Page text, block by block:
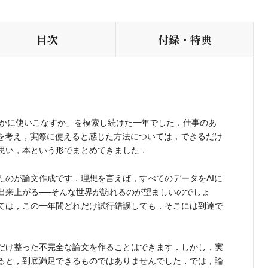
目次 付録・特典
使いこなすか」を模索し続けた一年でした．仕事のあ
え，実際に使えると感じた方法については，できるだけ
，本という形でまとめてきました．
が論文作成です．理想を言えば，すべてのデータをAIに
来上がる──そんな世界が訪れるのが望ましいのでしょ
は，この一年間どれだけ試行錯誤しても，そこには到達で
整った不完全な論文を作ることはできます．しかし，実
と，到底満足できるものではありませんでした．では，論